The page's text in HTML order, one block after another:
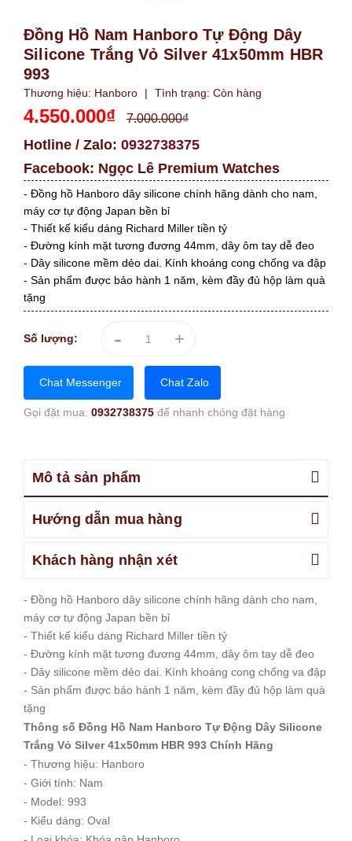
Đồng Hồ Nam Hanboro Tự Động Dây
Silicone Trắng Vỏ Silver 41x50mm HBR
993
Thương hiệu: Hanboro | Tình trạng: Còn hàng
4.550.000₫ 7.000.000₫
Hotline / Zalo: 0932738375
Facebook: Ngọc Lê Premium Watches
- Đồng hồ Hanboro dây silicone chính hãng dành cho nam,
máy cơ tự động Japan bền bỉ
- Thiết kế kiểu dáng Richard Miller tiền tỷ
- Đường kính mặt tương đương 44mm, dây ôm tay dễ đeo
- Dây silicone mềm dẻo dai. Kính khoáng cong chống va đập
- Sản phẩm được bảo hành 1 năm, kèm đầy đủ hộp làm quà
tặng
Số lượng: - +
Chat Messenger Chat Zalo
Gọi đặt mua: 0932738375 để nhanh chóng đặt hàng
Mô tả sản phẩm
Hướng dẫn mua hàng
Khách hàng nhận xét
- Đồng hồ Hanboro dây silicone chính hãng dành cho nam,
máy cơ tự động Japan bền bỉ
- Thiết kế kiểu dáng Richard Miller tiền tỷ
- Đường kính mặt tương đương 44mm, dây ôm tay dễ đeo
- Dây silicone mềm dẻo dai. Kính khoáng cong chống va đập
- Sản phẩm được bảo hành 1 năm, kèm đầy đủ hộp làm quà
tặng
Thông số Đồng Hồ Nam Hanboro Tự Động Dây Silicone
Trắng Vỏ Silver 41x50mm HBR 993 Chính Hãng
- Thương hiệu: Hanboro
- Giới tính: Nam
- Model: 993
- Kiểu dáng: Oval